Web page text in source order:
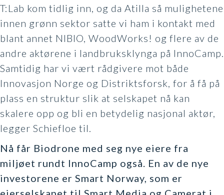
T:Lab kom tidlig inn, og da Atilla så mulighetene
innen grønn sektor satte vi ham i kontakt med
blant annet NIBIO, WoodWorks! og flere av de
andre aktørene i landbruksklynga på InnoCamp.
Samtidig har vi vært rådgivere mot både
Innovasjon Norge og Distriktsforsk, for å få på
plass en struktur slik at selskapet nå kan
skalere opp og bli en betydelig nasjonal aktør,
legger Schiefloe til.
Nå får Biodrone med seg nye eiere fra
miljøet rundt InnoCamp også. En av de nye
investorene er Smart Norway, som er